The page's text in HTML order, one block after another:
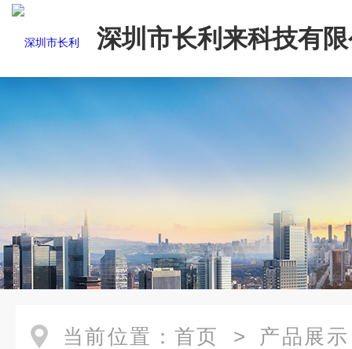
深圳市长利来科技有
当前位置： 首页 > 产品展示